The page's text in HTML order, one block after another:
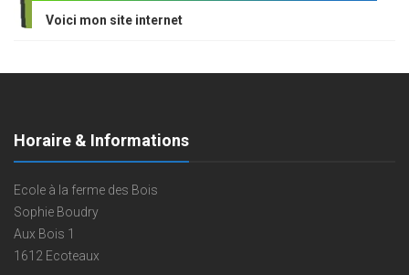
Voici mon site internet
Horaire & Informations
Ecole à la ferme des Bois
Sophie Boudry
Aux Bois 1
1612 Ecoteaux